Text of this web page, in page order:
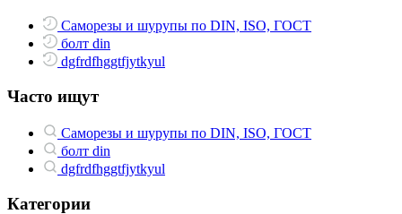
Саморезы и шурупы по DIN, ISO, ГОСТ
болт din
dgfrdfhggtfjytkyul
Часто ищут
Саморезы и шурупы по DIN, ISO, ГОСТ
болт din
dgfrdfhggtfjytkyul
Категории